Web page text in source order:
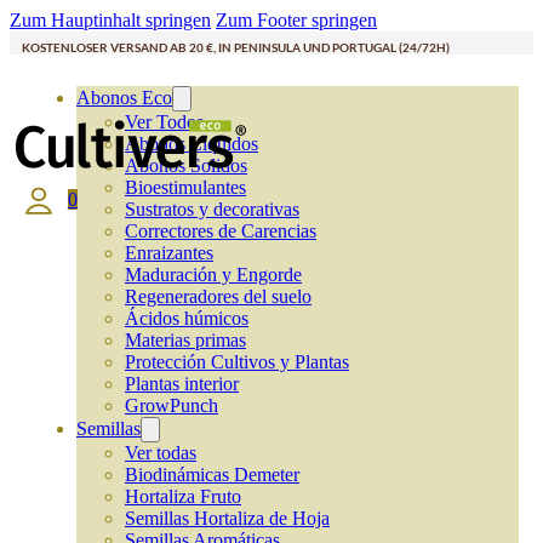
Zum Hauptinhalt springen Zum Footer springen
KOSTENLOSER VERSAND AB 20 €, IN PENINSULA UND PORTUGAL (24/72H)
Abonos Eco
Ver Todos
Abonos Líquidos
Abonos Solidos
Bioestimulantes
Sustratos y decorativas
Correctores de Carencias
Enraizantes
Maduración y Engorde
Regeneradores del suelo
Ácidos húmicos
Materias primas
Protección Cultivos y Plantas
Plantas interior
GrowPunch
Semillas
Ver todas
Biodinámicas Demeter
Hortaliza Fruto
Semillas Hortaliza de Hoja
0